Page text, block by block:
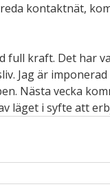
kontaktnät,
full kraft. Det har
Jag är
Nästa vecka
läget i syfte att